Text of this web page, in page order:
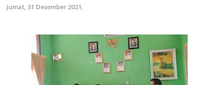
Jumat, 31 Desember 2021,